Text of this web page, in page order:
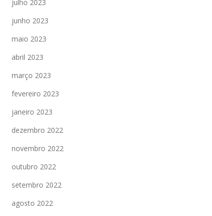
julho 2023
junho 2023
maio 2023
abril 2023
março 2023
fevereiro 2023
janeiro 2023
dezembro 2022
novembro 2022
outubro 2022
setembro 2022
agosto 2022